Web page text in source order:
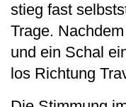
stieg fast
Trage.
und ein Schal
los Richtung